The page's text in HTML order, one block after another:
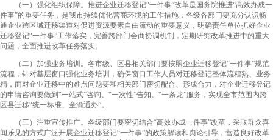
（一）强化组织保障。 推进企业迁移登记“一件事”改革是国务院推进“高效办成一
件事”的重要任务，是我市持续优化营商环境的工作措施，各级各部门要充分认识畅
通企业跨区域迁移渠道对促进资源要素自由流动的重要意义，明确责任单位抓好企业
迁移登记“一件事”工作落实，完善跨部门会商协调机制，定期研究改革推进中的重大
问题，全面推进改革任务落实。
（二）加强业务培训。 各市级、区县相关部门要按照企业迁移登记“一件事”规范
流程，针对基层窗口强化业务培训，确保窗口工作人员对迁移登记整体流程熟、业务
精，面对企业迁移中的难点问题要和相关部门密切配合、形成合力，对企业迁移登记
的申请咨询要做到“一站式”咨询、“一次性”告知、“一条龙”服务，实现全市范围内跨
区县迁移“统一标准、全渝通办”。
（三）注重宣传推广。 各级部门要密切结合“高效办成一件事”改革，采取群众喜
闻乐见的方式广泛开展企业迁移登记“一件事”的政策解读和舆论引导，营造良好改革